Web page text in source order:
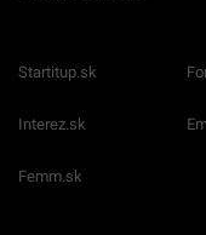
Startitup.sk
Interez.sk
Femm.sk